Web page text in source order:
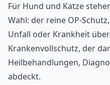
Für Hund und Katze
Wahl: der reine OP-
Unfall oder Krankheit
Krankenvollschutz, der
Heilbehandlungen,
abdeckt.